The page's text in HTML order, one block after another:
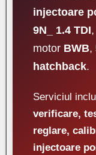
injectoare
9N_ 1.4 TDI
motor BWB,
hatchback.
Serviciul
verificare,
reglare,
injectoare